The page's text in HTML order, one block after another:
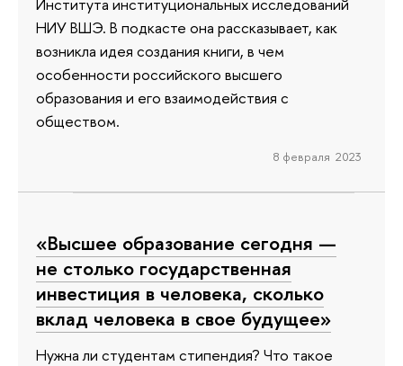
Института институциональных исследований
НИУ ВШЭ. В подкасте она рассказывает, как
возникла идея создания книги, в чем
особенности российского высшего
образования и его взаимодействия с
обществом.
8 февраля 2023
«Высшее образование сегодня —
не столько государственная
инвестиция в человека, сколько
вклад человека в свое будущее»
Нужна ли студентам стипендия? Что такое